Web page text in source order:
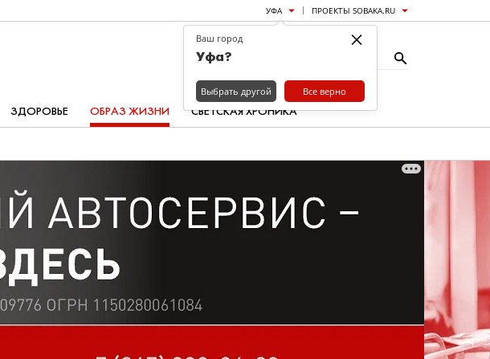
УФА ПРОЕКТЫ SOBAKA.RU
ЗДОРОВЬЕ ОБРАЗ ЖИЗНИ СВЕТСКАЯ ХРОНИКА
×
Ваш город
Уфа?
Выбрать другой Все верно